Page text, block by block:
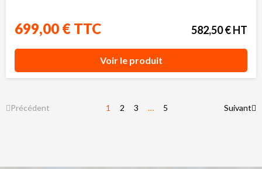
699,00 € TTC 582,50 € HT
Voir le produit
Précédent 1 2 3 … 5 Suivant